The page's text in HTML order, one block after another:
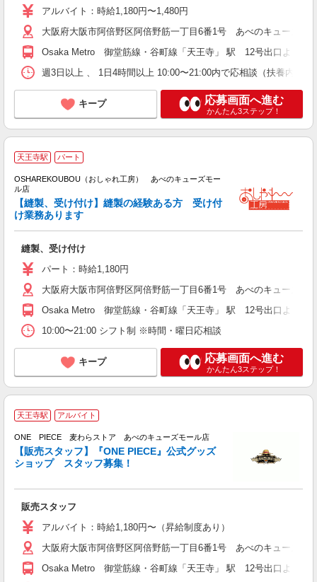
アルバイト：時給1,180円〜1,480円
大阪府大阪市阿倍野区阿倍野筋一丁目6番1号 あべのキューズモ
Osaka Metro 御堂筋線・谷町線「天王寺」 駅 12号出口より直
週3日以上 、 1日4時間以上 10:00〜21:00内で応相談（扶養内勤務
キープ 応募画面へ進む
かんたん3ステップ！
天王寺駅 パート
OSHAREKOUBOU（おしゃれ工房） あべのキューズモー
ル店
【縫製、受け付け】縫製の経験ある方 受け付
け業務あります
縫製、受け付け
パート：時給1,180円
大阪府大阪市阿倍野区阿倍野筋一丁目6番1号 あべのキューズモ
Osaka Metro 御堂筋線・谷町線「天王寺」 駅 12号出口より直
10:00〜21:00 シフト制 ※時間・曜日応相談
キープ 応募画面へ進む
かんたん3ステップ！
天王寺駅 アルバイト
ONE PIECE 麦わらストア あべのキューズモール店
【販売スタッフ】『ONE PIECE』公式グッズ
ショップ スタッフ募集！
販売スタッフ
アルバイト：時給1,180円〜（昇給制度あり）
大阪府大阪市阿倍野区阿倍野筋一丁目6番1号 あべのキューズモ
Osaka Metro 御堂筋線・谷町線「天王寺」 駅 12号出口より直